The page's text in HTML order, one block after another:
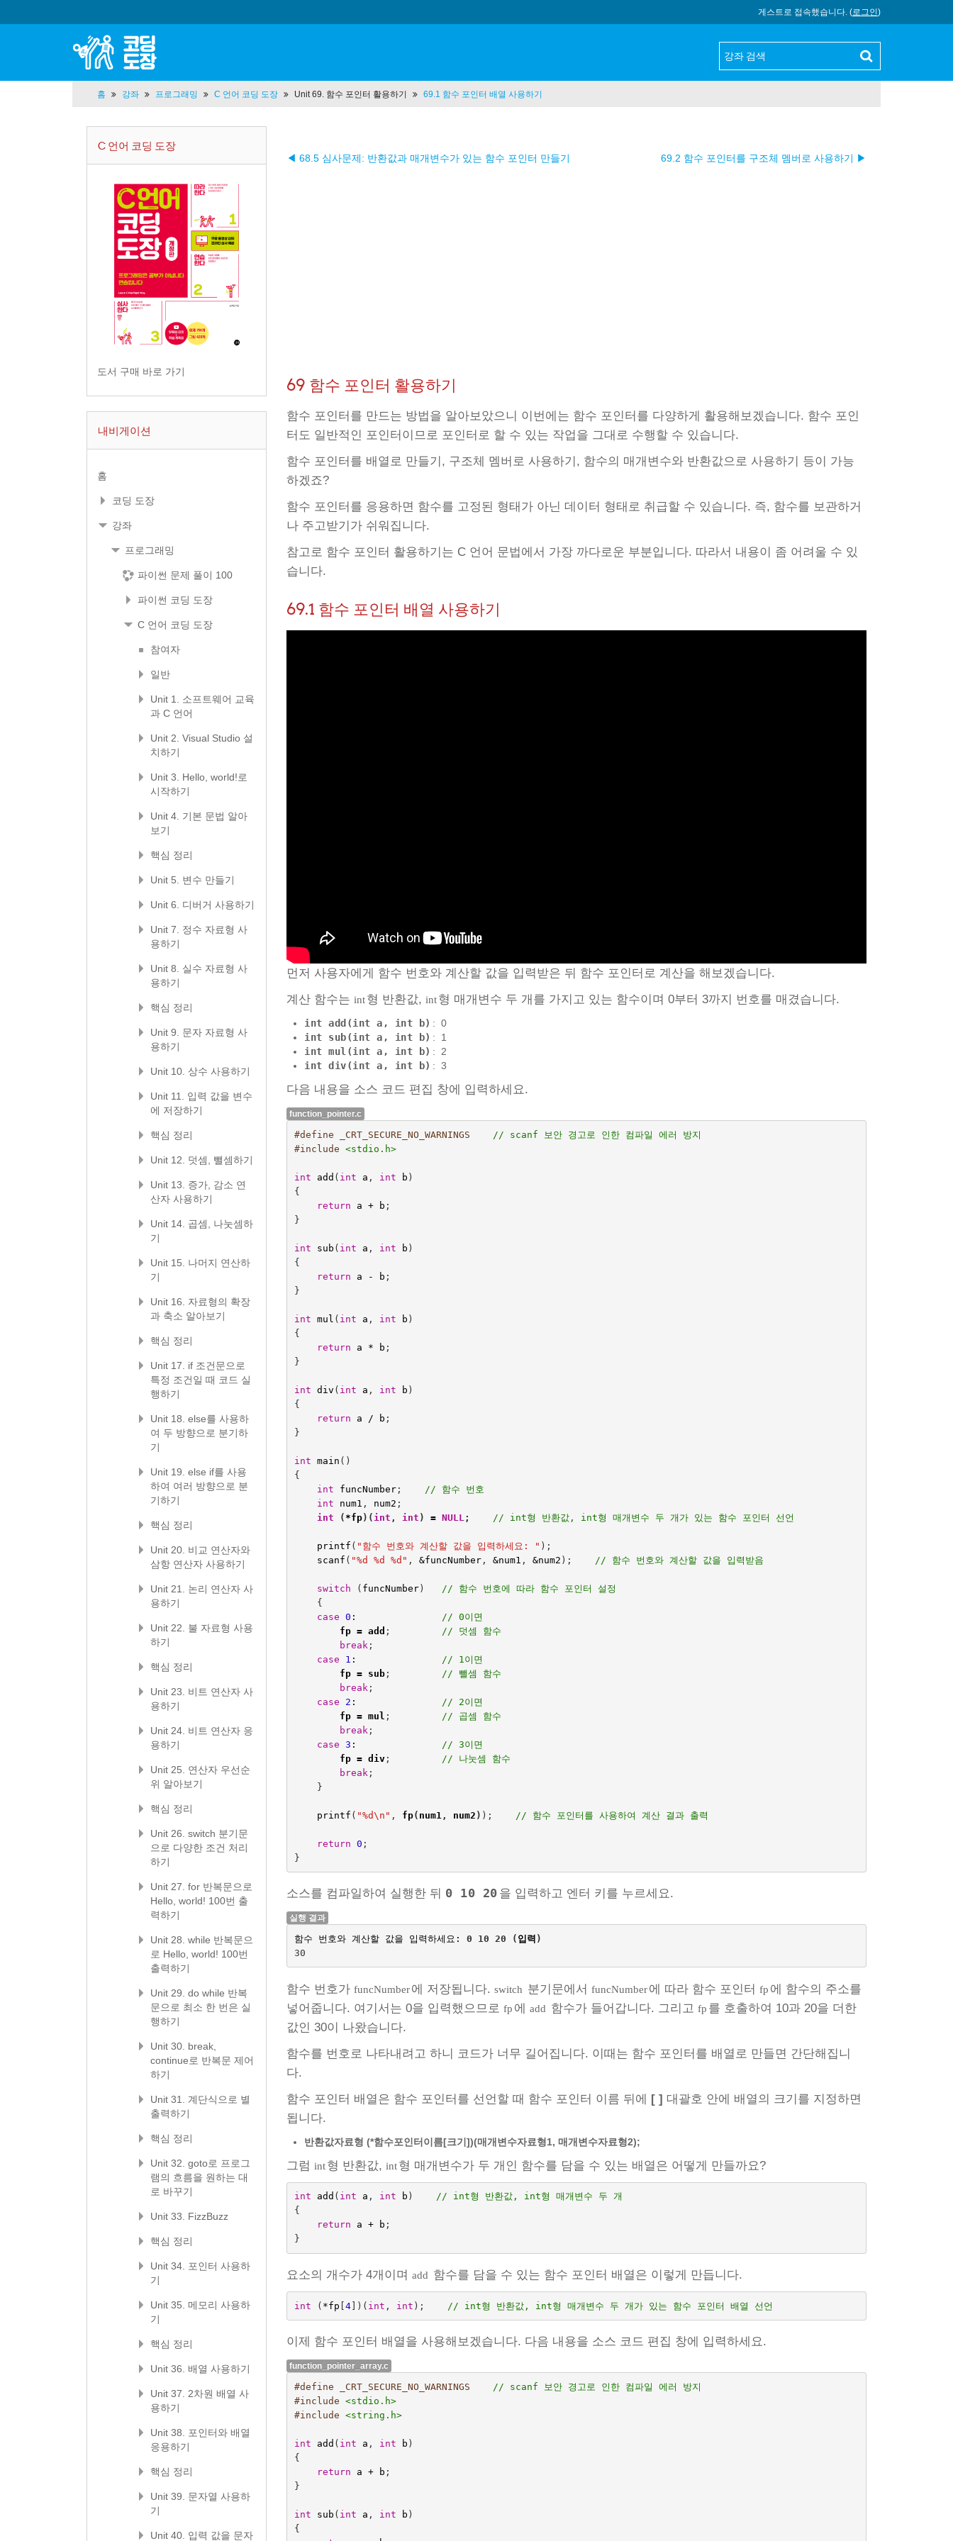
게스트로 접속했습니다. (로그인)
홈 강좌 프로그래밍 C 언어 코딩 도장 Unit 69. 함수 포인터 활용하기 69.1 함수 포인터 배열 사용하기
◀ 68.5 심사문제: 반환값과 매개변수가 있는 함수 포인터 만들기 69.2 함수 포인터를 구조체 멤버로 사용하기 ▶︎
69 함수 포인터 활용하기
함수 포인터를 만드는 방법을 알아보았으니 이번에는 함수 포인터를 다양하게 활용해보겠습니다. 함수 포인
터도 일반적인 포인터이므로 포인터로 할 수 있는 작업을 그대로 수행할 수 있습니다.
함수 포인터를 배열로 만들기, 구조체 멤버로 사용하기, 함수의 매개변수와 반환값으로 사용하기 등이 가능
하겠죠?
함수 포인터를 응용하면 함수를 고정된 형태가 아닌 데이터 형태로 취급할 수 있습니다. 즉, 함수를 보관하거
나 주고받기가 쉬워집니다.
참고로 함수 포인터 활용하기는 C 언어 문법에서 가장 까다로운 부분입니다. 따라서 내용이 좀 어려울 수 있
습니다.
69.1 함수 포인터 배열 사용하기
먼저 사용자에게 함수 번호와 계산할 값을 입력받은 뒤 함수 포인터로 계산을 해보겠습니다.
계산 함수는int형 반환값,int형 매개변수 두 개를 가지고 있는 함수이며 0부터 3까지 번호를 매겼습니다.
int add(int a, int b) : 0
int sub(int a, int b) : 1
int mul(int a, int b) : 2
int div(int a, int b) : 3
다음 내용을 소스 코드 편집 창에 입력하세요.
function_pointer.c
#define _CRT_SECURE_NO_WARNINGS
// scanf 보안 경고로 인한 컴파일 에러 방지
#include <stdio.h>
int add ( int a , int b )
{
return
a + b ;
}
int sub ( int a , int b )
{
return
a - b ;
}
int mul ( int a , int b )
{
return
a * b ;
}
int div ( int a , int b )
{
return
a / b ;
}
int main ()
{
int
funcNumber;
// 함수 번호
int
num1 , num2 ;
int
( *fp)( int , int ) = NULL ; // int형 반환값, int형 매개변수 두 개가 있는 함수 포인터 선언
printf ( "함수 번호와 계산할 값을 입력하세요: " );
scanf ( "%d %d %d" , &funcNumber, &num1 , &num2 ); // 함수 번호와 계산할 값을 입력받음
switch ( funcNumber)
// 함수 번호에 따라 함수 포인터 설정
{
case 0 :
// 0이면
fp = add ;
// 덧셈 함수
break ;
case
1 :
// 1이면
fp = sub;
// 뺄셈 함수
break ;
case
2 :
// 2이면
fp = mul ;
// 곱셈 함수
break ;
case 3 :
// 3이면
fp = div;
// 나눗셈 함수
break ;
}
printf ( "%d\n " , fp( num1 , num2 ) ); // 함수 포인터를 사용하여 계산 결과 출력
return 0 ;
}
소스를 컴파일하여 실행한 뒤 0 10 20 을 입력하고 엔터 키를 누르세요.
실행 결과
함수 번호와 계산할 값을 입력하세요 : 0 10 20 ( 입력 )
30
함수 번호가funcNumber에 저장됩니다.switch 분기문에서funcNumber에 따라 함수 포인터fp 에 함수의 주소를
넣어줍니다. 여기서는 0을 입력했으므로fp 에add 함수가 들어갑니다. 그리고fp 를 호출하여 10과 20을 더한
값인 30이 나왔습니다.
함수를 번호로 나타내려고 하니 코드가 너무 길어집니다. 이때는 함수 포인터를 배열로 만들면 간단해집니
다.
함수 포인터 배열은 함수 포인터를 선언할 때 함수 포인터 이름 뒤에 [ ] 대괄호 안에 배열의 크기를 지정하면
됩니다.
반환값자료형 (*함수포인터이름[크기])(매개변수자료형1, 매개변수자료형2);
그럼int형 반환값,int형 매개변수가 두 개인 함수를 담을 수 있는 배열은 어떻게 만들까요?
int add ( int a , int b )
// int형 반환값, int형 매개변수 두 개
{
return
a + b ;
}
요소의 개수가 4개이며add 함수를 담을 수 있는 함수 포인터 배열은 이렇게 만듭니다.
int ( *fp [4])( int , int ); // int형 반환값, int형 매개변수 두 개가 있는 함수 포인터 배열 선언
이제 함수 포인터 배열을 사용해보겠습니다. 다음 내용을 소스 코드 편집 창에 입력하세요.
function_pointer_array.c
#define _CRT_SECURE_NO_WARNINGS
// scanf 보안 경고로 인한 컴파일 에러 방지
#include <stdio.h>
#include <string.h>
int add ( int a , int b )
{
return
a + b ;
}
int sub ( int a , int b )
{
C 언어 코딩 도장
도서 구매 바로 가기
내비게이션
홈
코딩 도장
강좌
프로그래밍
파이썬 문제 풀이 100
파이썬 코딩 도장
C 언어 코딩 도장
참여자
일반
Unit 1. 소프트웨어 교육
과 C 언어
Unit 2. Visual Studio 설
치하기
Unit 3. Hello, world!로
시작하기
Unit 4. 기본 문법 알아
보기
핵심 정리
Unit 5. 변수 만들기
Unit 6. 디버거 사용하기
Unit 7. 정수 자료형 사
용하기
Unit 8. 실수 자료형 사
용하기
핵심 정리
Unit 9. 문자 자료형 사
용하기
Unit 10. 상수 사용하기
Unit 11. 입력 값을 변수
에 저장하기
핵심 정리
Unit 12. 덧셈, 뺄셈하기
Unit 13. 증가, 감소 연
산자 사용하기
Unit 14. 곱셈, 나눗셈하
기
Unit 15. 나머지 연산하
기
Unit 16. 자료형의 확장
과 축소 알아보기
핵심 정리
Unit 17. if 조건문으로
특정 조건일 때 코드 실
행하기
Unit 18. else를 사용하
여 두 방향으로 분기하
기
Unit 19. else if를 사용
하여 여러 방향으로 분
기하기
핵심 정리
Unit 20. 비교 연산자와
삼항 연산자 사용하기
Unit 21. 논리 연산자 사
용하기
Unit 22. 불 자료형 사용
하기
핵심 정리
Unit 23. 비트 연산자 사
용하기
Unit 24. 비트 연산자 응
용하기
Unit 25. 연산자 우선순
위 알아보기
핵심 정리
Unit 26. switch 분기문
으로 다양한 조건 처리
하기
Unit 27. for 반복문으로
Hello, world! 100번 출
력하기
Unit 28. while 반복문으
로 Hello, world! 100번
출력하기
Unit 29. do while 반복
문으로 최소 한 번은 실
행하기
Unit 30. break,
continue로 반복문 제어
하기
Unit 31. 계단식으로 별
출력하기
핵심 정리
Unit 32. goto로 프로그
램의 흐름을 원하는 대
로 바꾸기
Unit 33. FizzBuzz
핵심 정리
Unit 34. 포인터 사용하
기
Unit 35. 메모리 사용하
기
핵심 정리
Unit 36. 배열 사용하기
Unit 37. 2차원 배열 사
용하기
Unit 38. 포인터와 배열
응용하기
핵심 정리
Unit 39. 문자열 사용하
기
Unit 40. 입력 값을 문자